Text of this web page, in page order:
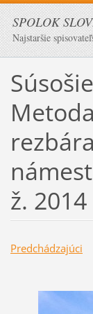
SPOLOK
Najstaršie
ž. 2014
Predchádzajúci